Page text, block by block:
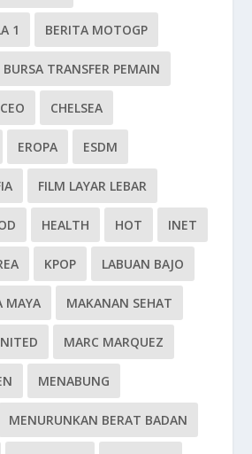
1 BERITA MOTOGP
BURSA TRANSFER PEMAIN
CEO CHELSEA
EROPA ESDM
FILM LAYAR LEBAR
HEALTH HOT INET
KPOP LABUAN BAJO
MAYA MAKANAN SEHAT
MARC MARQUEZ
MENABUNG
MENURUNKAN BERAT BADAN